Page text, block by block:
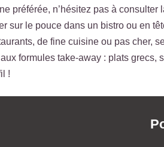
préférée, n’hésitez pas à consulter
sur le pouce dans un bistro ou en
de fine cuisine ou pas cher,
formules take-away : plats grecs,
!